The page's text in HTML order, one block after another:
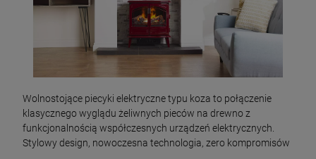
Wolnostojące piecyki elektryczne typu koza to połączenie
klasycznego wyglądu żeliwnych pieców na drewno z
funkcjonalnością współczesnych urządzeń elektrycznych.
Stylowy design, nowoczesna technologia, zero kompromisów